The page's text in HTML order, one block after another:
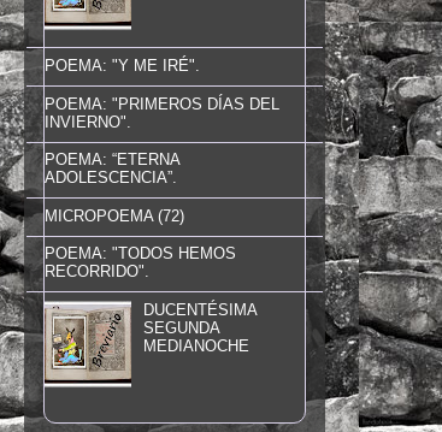
POEMA: "Y ME IRÉ".
POEMA: "PRIMEROS DÍAS DEL
INVIERNO".
POEMA: “ETERNA
ADOLESCENCIA”.
MICROPOEMA (72)
POEMA: "TODOS HEMOS
RECORRIDO".
DUCENTÉSIMA
SEGUNDA
MEDIANOCHE